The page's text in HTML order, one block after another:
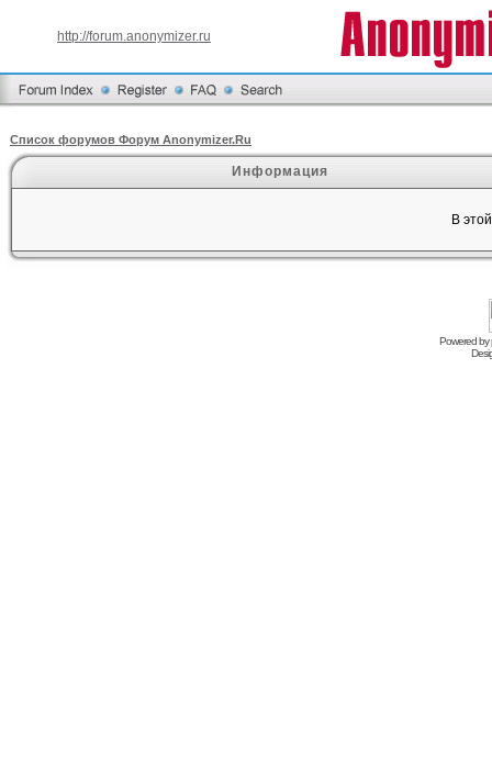
http://forum.anonymizer.ru
Список форумов Форум Anonymizer.Ru
Информация
В
Powered by